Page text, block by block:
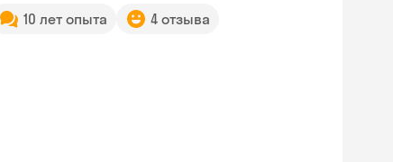
10 лет опыта 4 отзыва